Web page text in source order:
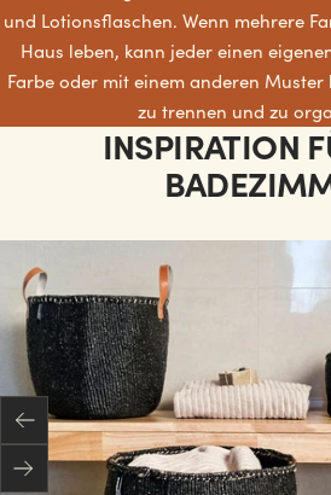
und Lotionsflaschen. Wenn mehrere
Haus leben, kann jeder einen
Farbe oder mit einem anderen Muster
zu trennen und zu
INSPIRATION
Zurück
Weiter